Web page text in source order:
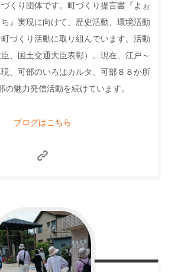
くり団体です。町づくり提言書『よぉ
』実現に向けて、歴史活動、環境活動
づくり活動に取り組んでいます。活動
、国土交通大臣表彰）。現在、江戸～
、可部のいろはカルタ、可部８８か所
の魅力発信活動を続けています。
ブログはこちら